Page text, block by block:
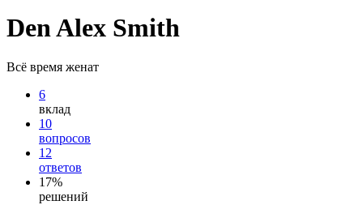
Den Alex Smith
Всё время женат
6
вклад
10
вопросов
12
ответов
17%
решений